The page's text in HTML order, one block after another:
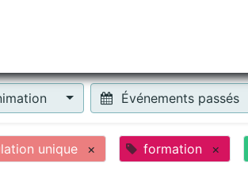
Événements passés
unique × formation ×